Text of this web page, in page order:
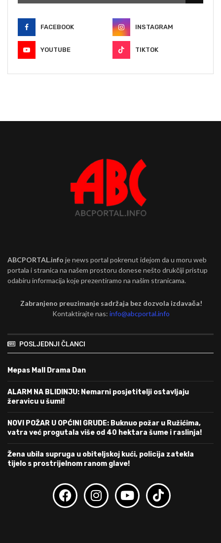
FACEBOOK INSTAGRAM
YOUTUBE TIKTOK
ABCPORTAL.info je news portal pokrenut idejom da u moru web
portala i stranica na našem prostoru donese nešto drukčiji pristup
odabiru informacija koje prezentiramo na našim stranicama.
Zabranjeno preuzimanje sadržaja bez dozvola izdavača!
Kontaktirajte nas:info@abcportal.info
POSLJEDNJI ČLANCI
Mepas Mall Drama Dan
ALARM NA BLIDINJU: Nemarni posjetitelji ostavljaju
žeravicu u šumi!
NOVI POŽAR U OPĆINI GRUDE: Buknuo požar u Ružićima,
vatra već progutala više od 40 hektara šume i raslinja!
Žena ubila supruga u obiteljskoj kući, policija zatekla
tijelo s prostrijelnom ranom glave!